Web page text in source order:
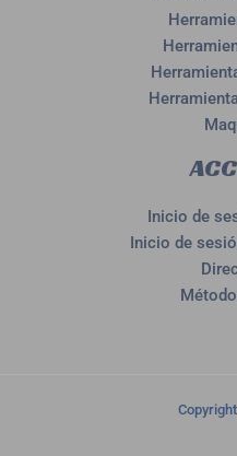
Inicio de
Inicio de